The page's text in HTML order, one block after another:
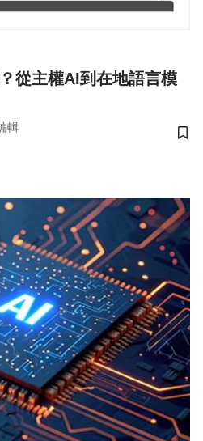
從主權AI到在地語言模
輯
儲